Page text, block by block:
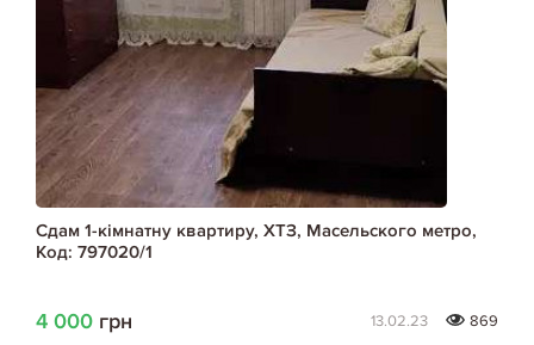
Сдам 1-кімнатну квартиру, ХТЗ, Масельского метро,
Код: 797020/1
4 000 грн 13.02.23
869